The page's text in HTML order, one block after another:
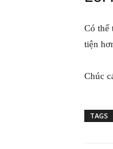
Có thể
tiện
Chúc
TAGS